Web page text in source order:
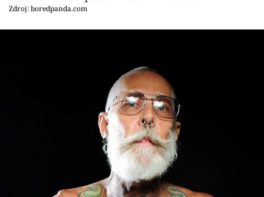
Videa
Zdroj: boredpanda.com